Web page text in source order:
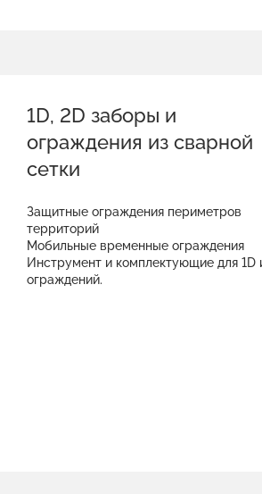
1D, 2D заборы и
ограждения из сварной
сетки
Защитные ограждения периметров
территорий
Мобильные временные ограждения
Инструмент и комплектующие для 1D
ограждений.